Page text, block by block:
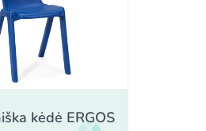
kėdė ERGOS